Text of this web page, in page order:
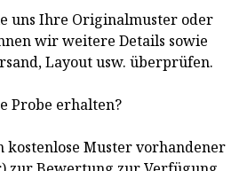
uns Ihre Originalmuster oder
wir weitere Details sowie
Layout usw. überprüfen.
Probe erhalten?
kostenlose Muster vorhandener